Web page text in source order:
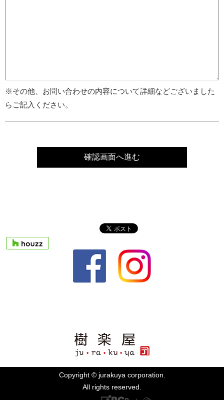
※その他、お問い合わせの内容について詳細などございました
らご記入ください。
Copyright © jurakuya corporation.
All rights reserved.